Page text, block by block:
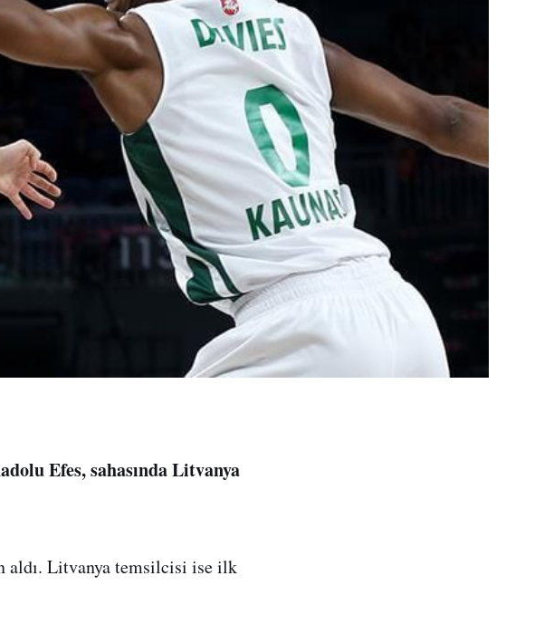
Efes, sahasında Litvanya
aldı. Litvanya temsilcisi ise ilk